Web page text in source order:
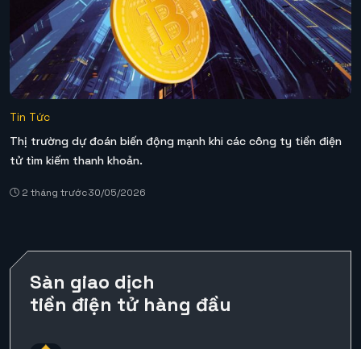
Tin Tức
Thị trường dự đoán biến động mạnh khi các công ty tiền điện
tử tìm kiếm thanh khoản.
2 tháng trước30/05/2026
Sàn giao dịch
tiền điện tử hàng đầu